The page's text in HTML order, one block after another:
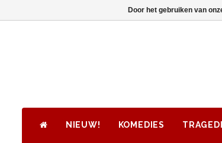
NIEUW! KOMEDIES
Door het gebruiken van